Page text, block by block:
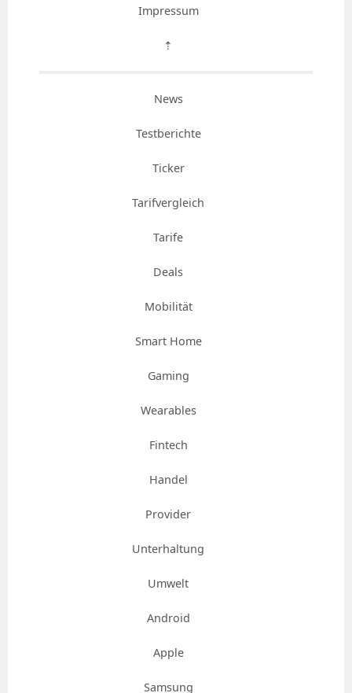
Impressum
⇡
News
Testberichte
Ticker
Tarifvergleich
Tarife
Deals
Mobilität
Smart Home
Gaming
Wearables
Fintech
Handel
Provider
Unterhaltung
Umwelt
Android
Apple
Samsung